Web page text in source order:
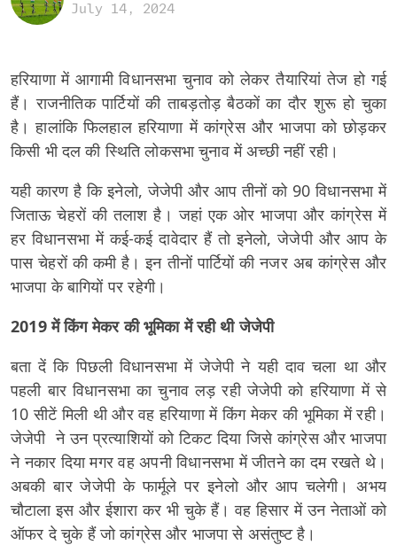
July 14, 2024
हरियाणा में आगामी विधानसभा चुनाव को लेकर तैयारियां तेज हो गई
हैं। राजनीतिक पार्टियों की ताबड़तोड़ बैठकों का दौर शुरू हो चुका
है। हालांकि फिलहाल हरियाणा में कांग्रेस और भाजपा को छोड़कर
किसी भी दल की स्थिति लोकसभा चुनाव में अच्छी नहीं रही।
यही कारण है कि इनेलो, जेजेपी और आप तीनों को 90 विधानसभा में
जिताऊ चेहरों की तलाश है। जहां एक ओर भाजपा और कांग्रेस में
हर विधानसभा में कई-कई दावेदार हैं तो इनेलो, जेजेपी और आप के
पास चेहरों की कमी है। इन तीनों पार्टियों की नजर अब कांग्रेस और
भाजपा के बागियों पर रहेगी।
2019 में किंग मेकर की भूमिका में रही थी जेजेपी
बता दें कि पिछली विधानसभा में जेजेपी ने यही दाव चला था और
पहली बार विधानसभा का चुनाव लड़ रही जेजेपी को हरियाणा में से
10 सीटें मिली थी और वह हरियाणा में किंग मेकर की भूमिका में रही।
जेजेपी ने उन प्रत्याशियों को टिकट दिया जिसे कांग्रेस और भाजपा
ने नकार दिया मगर वह अपनी विधानसभा में जीतने का दम रखते थे।
अबकी बार जेजेपी के फार्मूले पर इनेलो और आप चलेगी। अभय
चौटाला इस और ईशारा कर भी चुके हैं। वह हिसार में उन नेताओं को
ऑफर दे चुके हैं जो कांग्रेस और भाजपा से असंतुष्ट है।